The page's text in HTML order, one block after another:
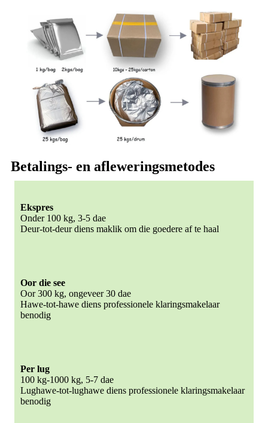
Betalings- en afleweringsmetodes
Ekspres
Onder 100 kg, 3-5 dae
Deur-tot-deur diens maklik om die goedere af te haal
Oor die see
Oor 300 kg, ongeveer 30 dae
Hawe-tot-hawe diens professionele klaringsmakelaar
benodig
Per lug
100 kg-1000 kg, 5-7 dae
Lughawe-tot-lughawe diens professionele klaringsmakelaar
benodig